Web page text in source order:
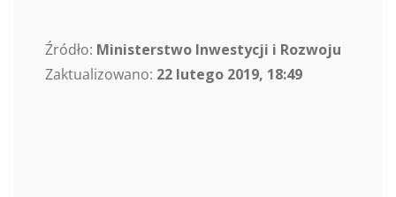
Źródło: Ministerstwo Inwestycji i Rozwoju
Zaktualizowano: 22 lutego 2019, 18:49